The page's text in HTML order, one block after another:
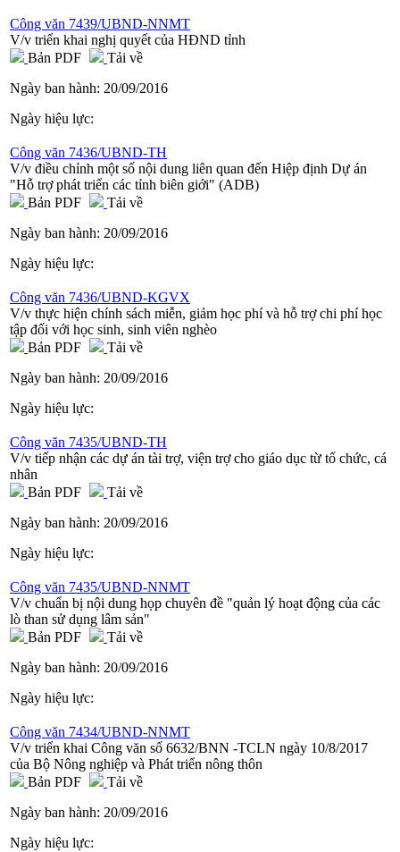
Công văn 7439/UBND-NNMT
V/v triển khai nghị quyết của HĐND tỉnh
Bản PDF
Tải về
Ngày ban hành: 20/09/2016
Ngày hiệu lực:
Công văn 7436/UBND-TH
V/v điều chỉnh một số nội dung liên quan đến Hiệp định Dự án
"Hỗ trợ phát triển các tỉnh biên giới" (ADB)
Bản PDF
Tải về
Ngày ban hành: 20/09/2016
Ngày hiệu lực:
Công văn 7436/UBND-KGVX
V/v thực hiện chính sách miễn, giảm học phí và hỗ trợ chi phí học
tập đối với học sinh, sinh viên nghèo
Bản PDF
Tải về
Ngày ban hành: 20/09/2016
Ngày hiệu lực:
Công văn 7435/UBND-TH
V/v tiếp nhận các dự án tài trợ, viện trợ cho giáo dục từ tổ chức, cá
nhân
Bản PDF
Tải về
Ngày ban hành: 20/09/2016
Ngày hiệu lực:
Công văn 7435/UBND-NNMT
V/v chuẩn bị nội dung họp chuyên đề "quản lý hoạt động của các
lò than sử dụng lâm sản"
Bản PDF
Tải về
Ngày ban hành: 20/09/2016
Ngày hiệu lực:
Công văn 7434/UBND-NNMT
V/v triển khai Công văn số 6632/BNN -TCLN ngày 10/8/2017
của Bộ Nông nghiệp và Phát triển nông thôn
Bản PDF
Tải về
Ngày ban hành: 20/09/2016
Ngày hiệu lực: